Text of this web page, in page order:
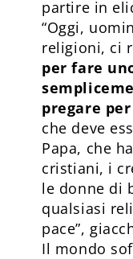
partire in
“Oggi,
religioni, ci
per fare
pregare
che deve
Papa, che
cristiani, i
le donne di
qualsiasi
pace”,
Il mondo